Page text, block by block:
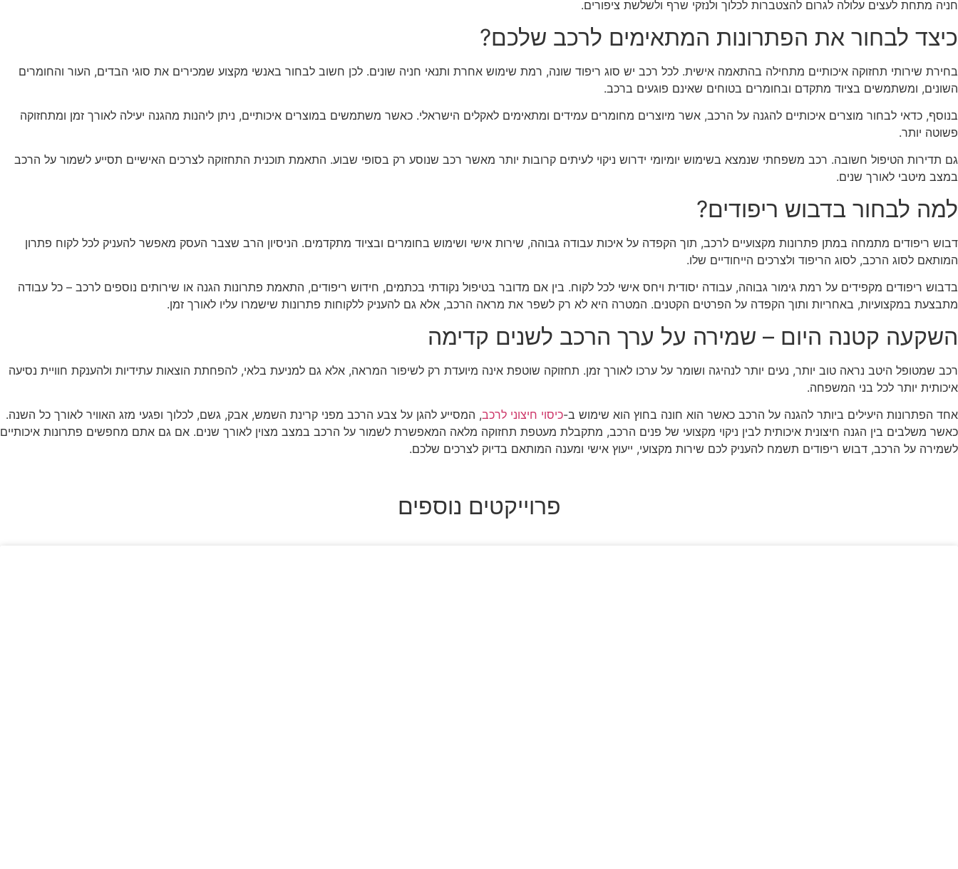
חניה מתחת לעצים עלולה לגרום להצטברות לכלוך ולנזקי שרף ולשלשת ציפורים.
כיצד לבחור את הפתרונות המתאימים לרכב שלכם?
בחירת שירותי תחזוקה איכותיים מתחילה בהתאמה אישית. לכל רכב יש סוג ריפוד שונה, רמת שימוש אחרת ותנאי חניה שונים. לכן חשוב לבחור באנשי מקצוע שמכירים את סוגי הבדים, העור והחומרים
השונים, ומשתמשים בציוד מתקדם ובחומרים בטוחים שאינם פוגעים ברכב.
בנוסף, כדאי לבחור מוצרים איכותיים להגנה על הרכב, אשר מיוצרים מחומרים עמידים ומתאימים לאקלים הישראלי. כאשר משתמשים במוצרים איכותיים, ניתן ליהנות מהגנה יעילה לאורך זמן ומתחזוקה
פשוטה יותר.
גם תדירות הטיפול חשובה. רכב משפחתי שנמצא בשימוש יומיומי ידרוש ניקוי לעיתים קרובות יותר מאשר רכב שנוסע רק בסופי שבוע. התאמת תוכנית התחזוקה לצרכים האישיים תסייע לשמור על הרכב
במצב מיטבי לאורך שנים.
למה לבחור בדבוש ריפודים?
דבוש ריפודים מתמחה במתן פתרונות מקצועיים לרכב, תוך הקפדה על איכות עבודה גבוהה, שירות אישי ושימוש בחומרים ובציוד מתקדמים. הניסיון הרב שצבר העסק מאפשר להעניק לכל לקוח פתרון
המותאם לסוג הרכב, לסוג הריפוד ולצרכים הייחודיים שלו.
בדבוש ריפודים מקפידים על רמת גימור גבוהה, עבודה יסודית ויחס אישי לכל לקוח. בין אם מדובר בטיפול נקודתי בכתמים, חידוש ריפודים, התאמת פתרונות הגנה או שירותים נוספים לרכב – כל עבודה
מתבצעת במקצועיות, באחריות ותוך הקפדה על הפרטים הקטנים. המטרה היא לא רק לשפר את מראה הרכב, אלא גם להעניק ללקוחות פתרונות שישמרו עליו לאורך זמן.
השקעה קטנה היום – שמירה על ערך הרכב לשנים קדימה
רכב שמטופל היטב נראה טוב יותר, נעים יותר לנהיגה ושומר על ערכו לאורך זמן. תחזוקה שוטפת אינה מיועדת רק לשיפור המראה, אלא גם למניעת בלאי, להפחתת הוצאות עתידיות ולהענקת חוויית נסיעה
איכותית יותר לכל בני המשפחה.
אחד הפתרונות היעילים ביותר להגנה על הרכב כאשר הוא חונה בחוץ הוא שימוש ב-כיסוי חיצוני לרכב, המסייע להגן על צבע הרכב מפני קרינת השמש, אבק, גשם, לכלוך ופגעי מזג האוויר לאורך כל השנה.
כאשר משלבים בין הגנה חיצונית איכותית לבין ניקוי מקצועי של פנים הרכב, מתקבלת מעטפת תחזוקה מלאה המאפשרת לשמור על הרכב במצב מצוין לאורך שנים. אם גם אתם מחפשים פתרונות איכותיים
לשמירה על הרכב, דבוש ריפודים תשמח להעניק לכם שירות מקצועי, ייעוץ אישי ומענה המותאם בדיוק לצרכים שלכם.
פרוייקטים נוספים